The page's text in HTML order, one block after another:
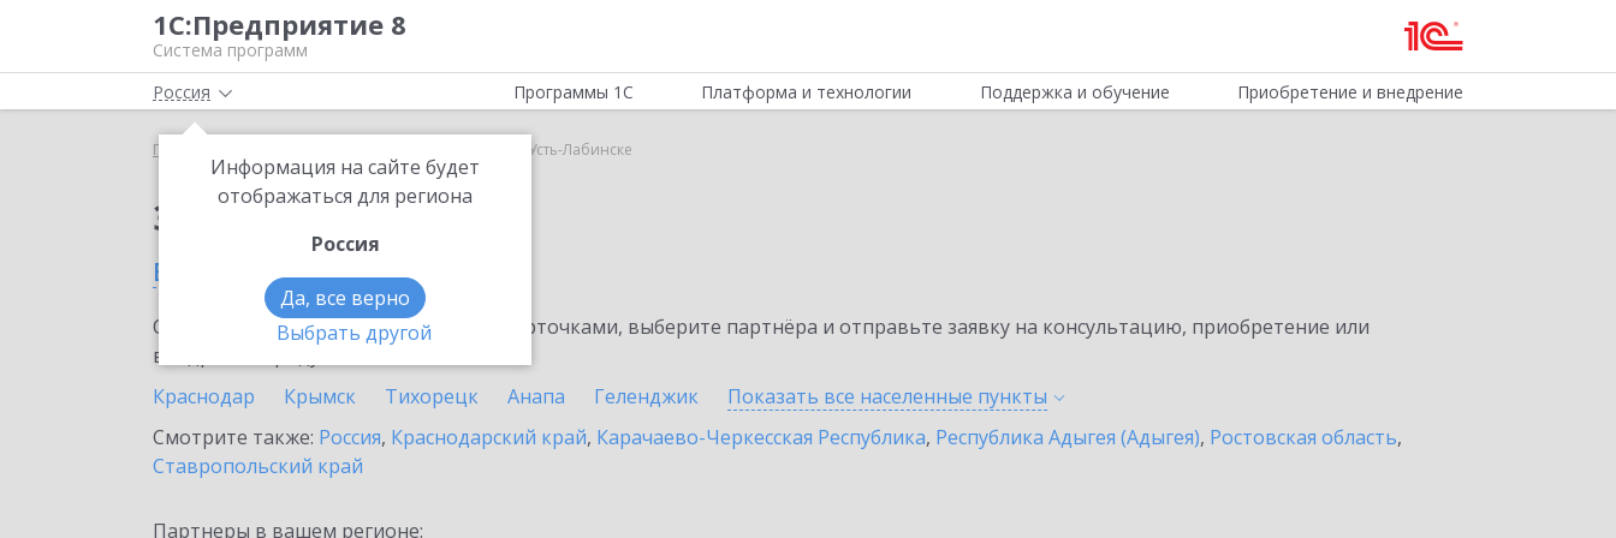
1С:Предприятие 8
Система программ
Россия
Информация на сайте будет
отображаться для региона
Россия
Да, все верно
Выбрать другой
Программы 1С Платформа и технологии Поддержка и обучение Приобретение и внедрение
Главная 1С:ЕГИСЗ в Усть-Лабинске
Заказать 1С:ЕГИСЗ
в Усть-Лабинске
Ознакомьтесь с информационными карточками, выберите партнёра и отправьте заявку на консультацию, приобретение или
внедрение продукта.
Краснодар
Крымск Тихорецк Анапа Геленджик Показать все населенные пункты
Смотрите также: Россия, Краснодарский край, Карачаево-Черкесская Республика, Республика Адыгея (Адыгея), Ростовская область,
Ставропольский край
Партнеры в вашем регионе: